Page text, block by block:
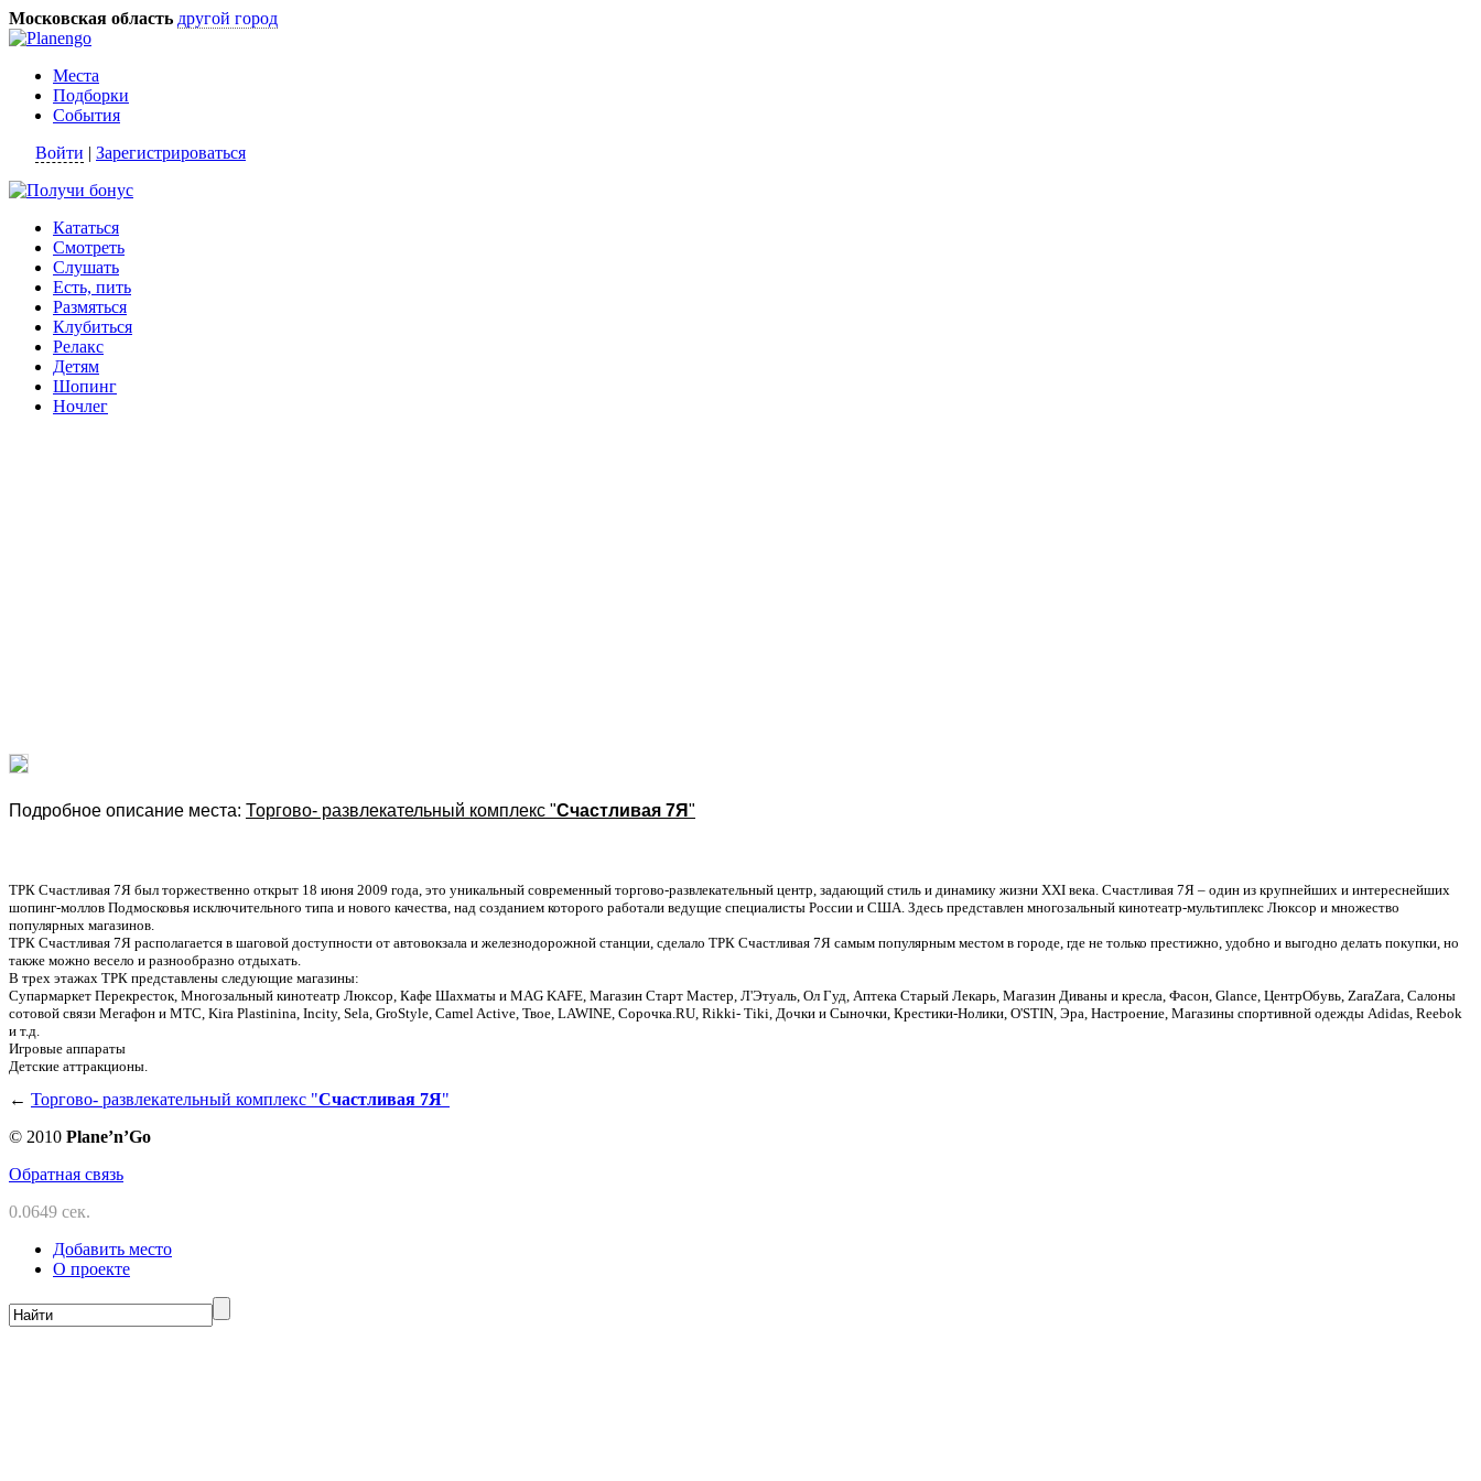
Московская область другой город
Места
Подборки
События
Войти | Зарегистрироваться
Кататься
Смотреть
Слушать
Есть, пить
Размяться
Клубиться
Релакс
Детям
Шопинг
Ночлег
Подробное описание места: Торгово- развлекательный комплекс "Счастливая 7Я"
ТРК Счастливая 7Я был торжественно открыт 18 июня 2009 года, это уникальный современный торгово-развлекательный центр, задающий стиль и динамику жизни XXI века. Счастливая 7Я – один из крупнейших и интереснейших
шопинг-моллов Подмосковья исключительного типа и нового качества, над созданием которого работали ведущие специалисты России и США. Здесь представлен многозальный кинотеатр-мультиплекс Люксор и множество
популярных магазинов.
ТРК Счастливая 7Я располагается в шаговой доступности от автовокзала и железнодорожной станции, сделало ТРК Счастливая 7Я самым популярным местом в городе, где не только престижно, удобно и выгодно делать покупки, но
также можно весело и разнообразно отдыхать.
В трех этажах ТРК представлены следующие магазины:
Супармаркет Перекресток, Многозальный кинотеатр Люксор, Кафе Шахматы и MAG KAFE, Магазин Старт Мастер, Л'Этуаль, Ол Гуд, Аптека Старый Лекарь, Магазин Диваны и кресла, Фасон, Glance, ЦентрОбувь, ZaraZarа, Салоны
сотовой связи Мегафон и МТС, Kira Plastinina, Incity, Sela, GroStyle, Camel Active, Твое, LAWINE, Сорочка.RU, Rikki- Tiki, Дочки и Сыночки, Крестики-Нолики, O'STIN, Эра, Настроение, Магазины спортивной одежды Adidas, Reebok
и т.д.
Игровые аппараты
Детские аттракционы.
← Торгово- развлекательный комплекс "Счастливая 7Я"
© 2010 Planе’n’Go
Обратная связь
0.0649 сек.
Добавить место
О проекте